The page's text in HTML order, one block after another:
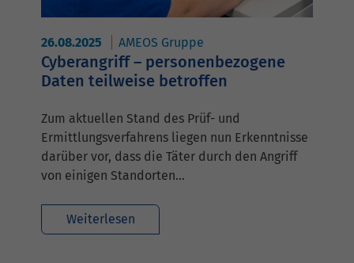
26.08.2025 AMEOS Gruppe
Cyberangriff – personenbezogene
Daten teilweise betroffen
Zum aktuellen Stand des Prüf- und
Ermittlungsverfahrens liegen nun Erkenntnisse
darüber vor, dass die Täter durch den Angriff
von einigen Standorten…
Weiterlesen